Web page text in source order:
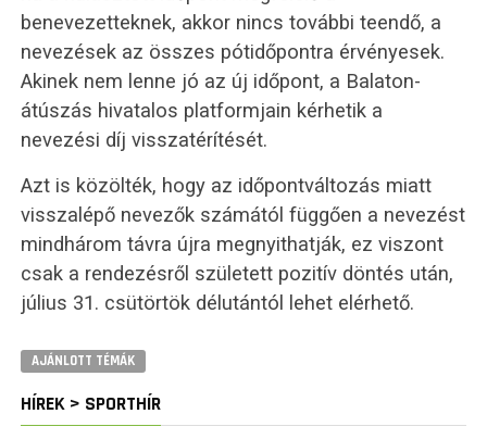
benevezetteknek, akkor nincs további teendő, a
nevezések az összes pótidőpontra érvényesek.
Akinek nem lenne jó az új időpont, a Balaton-
átúszás hivatalos platformjain kérhetik a
nevezési díj visszatérítését.
Azt is közölték, hogy az időpontváltozás miatt
visszalépő nevezők számától függően a nevezést
mindhárom távra újra megnyithatják, ez viszont
csak a rendezésről született pozitív döntés után,
július 31. csütörtök délutántól lehet elérhető.
AJÁNLOTT TÉMÁK
HÍREK > SPORTHÍR